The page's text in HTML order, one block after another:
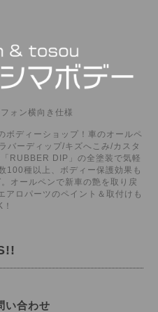
ォン横向き仕様
ボディーショップ！車のオールペ
バーディップ/キズへこみ/カスタ
RUBBER DIP」の全塗装で気軽
100種以上、ボディー保護効果も
オールペンで新車の艶を取り戻
アロパーツのペイント＆取付けも
い合わせ